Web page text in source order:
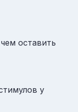
оставить
у